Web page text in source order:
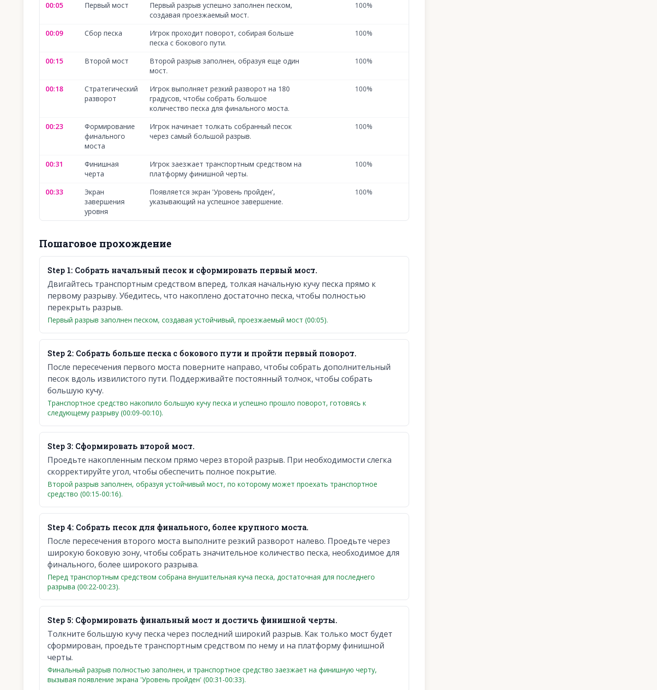
00:05 Первый мост
Первый разрыв успешно заполнен песком,
создавая проезжаемый мост.
100%
00:09 Сбор песка
Игрок проходит поворот, собирая больше
песка с бокового пути.
100%
00:15 Второй мост
Второй разрыв заполнен, образуя еще один
мост.
100%
00:18
Стратегический
разворот
Игрок выполняет резкий разворот на 180
градусов, чтобы собрать большое
количество песка для финального моста.
100%
00:23
Формирование
финального
моста
Игрок начинает толкать собранный песок
через самый большой разрыв.
100%
00:31
Финишная
черта
Игрок заезжает транспортным средством на
платформу финишной черты.
100%
00:33
Экран
завершения
уровня
Появляется экран 'Уровень пройден',
указывающий на успешное завершение.
100%
Пошаговое прохождение
Step 1: Собрать начальный песок и сформировать первый мост.
Двигайтесь транспортным средством вперед, толкая начальную кучу песка прямо к
первому разрыву. Убедитесь, что накоплено достаточно песка, чтобы полностью
перекрыть разрыв.
Первый разрыв заполнен песком, создавая устойчивый, проезжаемый мост (00:05).
Step 2: Собрать больше песка с бокового пути и пройти первый поворот.
После пересечения первого моста поверните направо, чтобы собрать дополнительный
песок вдоль извилистого пути. Поддерживайте постоянный толчок, чтобы собрать
большую кучу.
Транспортное средство накопило большую кучу песка и успешно прошло поворот, готовясь к
следующему разрыву (00:09-00:10).
Step3: Сформировать второй мост.
Проедьте накопленным песком прямо через второй разрыв. При необходимости слегка
скорректируйте угол, чтобы обеспечить полное покрытие.
Второй разрыв заполнен, образуя устойчивый мост, по которому может проехать транспортное
средство (00:15-00:16).
Step4: Собрать песок для финального, более крупного моста.
После пересечения второго моста выполните резкий разворот налево. Проедьте через
широкую боковую зону, чтобы собрать значительное количество песка, необходимое для
финального, более широкого разрыва.
Перед транспортным средством собрана внушительная куча песка, достаточная для последнего
разрыва (00:22-00:23).
Step 5: Сформировать финальный мост и достичь финишной черты.
Толкните большую кучу песка через последний широкий разрыв. Как только мост будет
сформирован, проедьте транспортным средством по нему и на платформу финишной
черты.
Финальный разрыв полностью заполнен, и транспортное средство заезжает на финишную черту,
вызывая появление экрана 'Уровень пройден' (00:31-00:33).